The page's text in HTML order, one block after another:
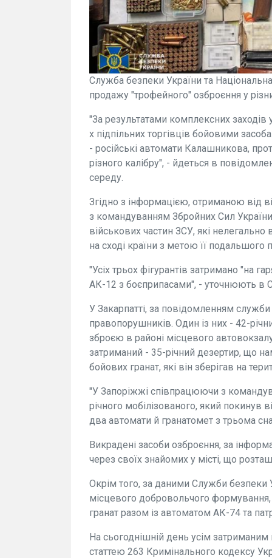
Служба безпеки України та
продажу "трофейного" озброєння у
"За результатами комплексних
х підпільних торгівців бойовими
- російські автомати Калашникова,
різного калібру", - йдеться в
середу.
Згідно з інформацією, отриманою від
з командуванням Збройних Сил
військових частин ЗСУ, які
на сході країни з метою її подальшого
"Усіх трьох фігурантів затримано "на
АК-12 з боєприпасами", - уточнюють в
У Закарпатті, за повідомленням
правопорушників. Один із них - 42-
зброєю в районі місцевого
затриманий - 35-річний дезертир, що
бойових гранат, які він зберігав на
"У Запоріжжі співпрацюючи з
річного мобілізованого, який покинув
два автомати й гранатомет з трьома
Викрадені засоби озброєння, за
через своїх знайомих у місті, що
Окрім того, за даними Служби безпеки
місцевого добровольчого формування,
гранат разом із автоматом АК-74 та
На сьогоднішній день усім затриманим
статтею 263 Кримінального кодексу